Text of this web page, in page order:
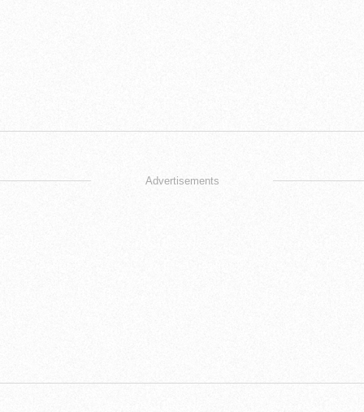
Advertisements